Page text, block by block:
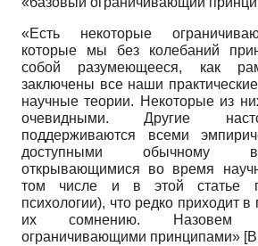
«Есть некоторые
которые мы без колебаний
собой разумеющееся, как
заключены все наши
научные теории. Некоторые из
очевидными. Другие
поддерживаются всеми
доступными обычному
открывающимися во время
том числе и в этой статье
психологии), что редко приходит в
их сомнению. Назовем
ограничивающими принципами» [